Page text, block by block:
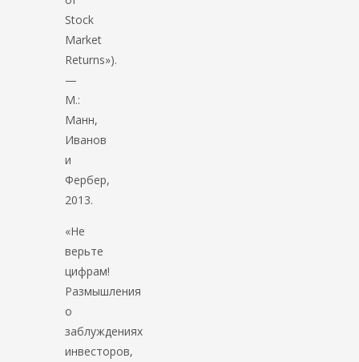
Stock
Market
Returns»).
—
М.:
Манн,
Иванов
и
Фербер,
2013.
«Не
верьте
цифрам!
Размышления
о
заблуждениях
инвесторов,